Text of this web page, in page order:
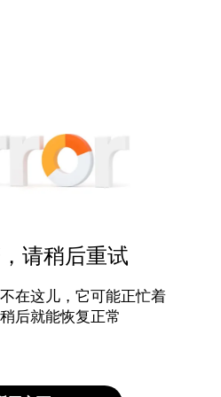
请稍后重试
在这儿，它可能正忙着
后就能恢复正常